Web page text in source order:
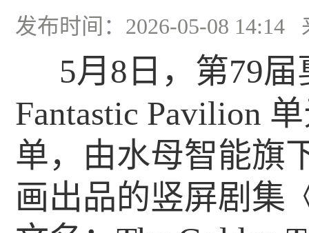
发布时间：2026-05-08 14:14
5月8日，第79
Fantastic Pavilion
单，由水母智能旗
画出品的竖屏剧集